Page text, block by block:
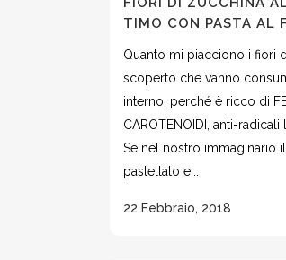
TIMO CON PASTA AL
Quanto mi piacciono i fiori
scoperto che vanno
interno, perché è ricco di
CAROTENOIDI, anti-
Se nel nostro immaginario
pastellato e...
22 Febbraio, 2018